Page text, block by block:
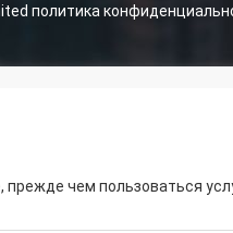
политика
чем пользоваться